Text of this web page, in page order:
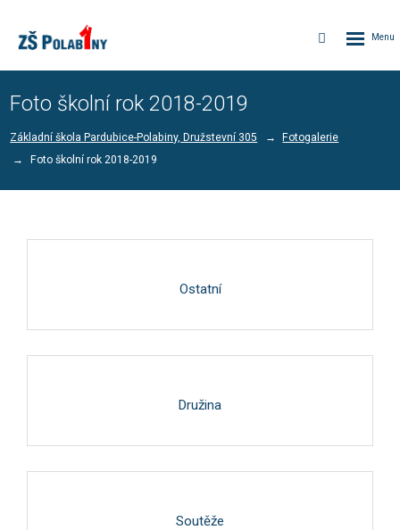
Vyhledávání
Foto školní rok 2018-2019
Základní škola Pardubice-Polabiny, Družstevní 305
Fotogalerie
Foto školní rok 2018-2019
Ostatní
Družina
Soutěže